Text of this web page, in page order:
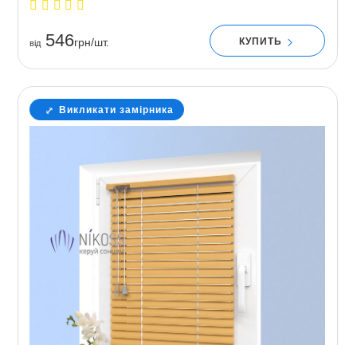
вiд546грн/шт. КУПИТЬ
Викликати замірника